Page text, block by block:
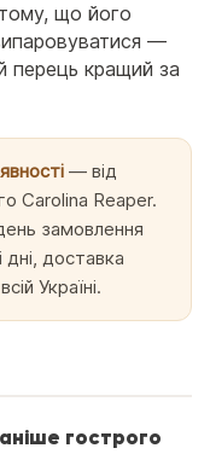
що його
—
перець кращий за
— від
Carolina Reaper.
замовлення
доставка
Україні.
гострого